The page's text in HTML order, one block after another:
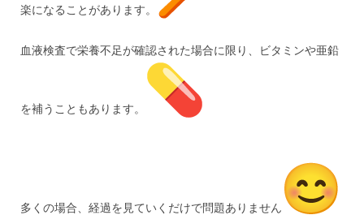
楽になることがあります。
血液検査で栄養不足が確認された場合に限り、ビタミンや亜鉛
を補うこともあります。
多くの場合、経過を見ていくだけで問題ありません